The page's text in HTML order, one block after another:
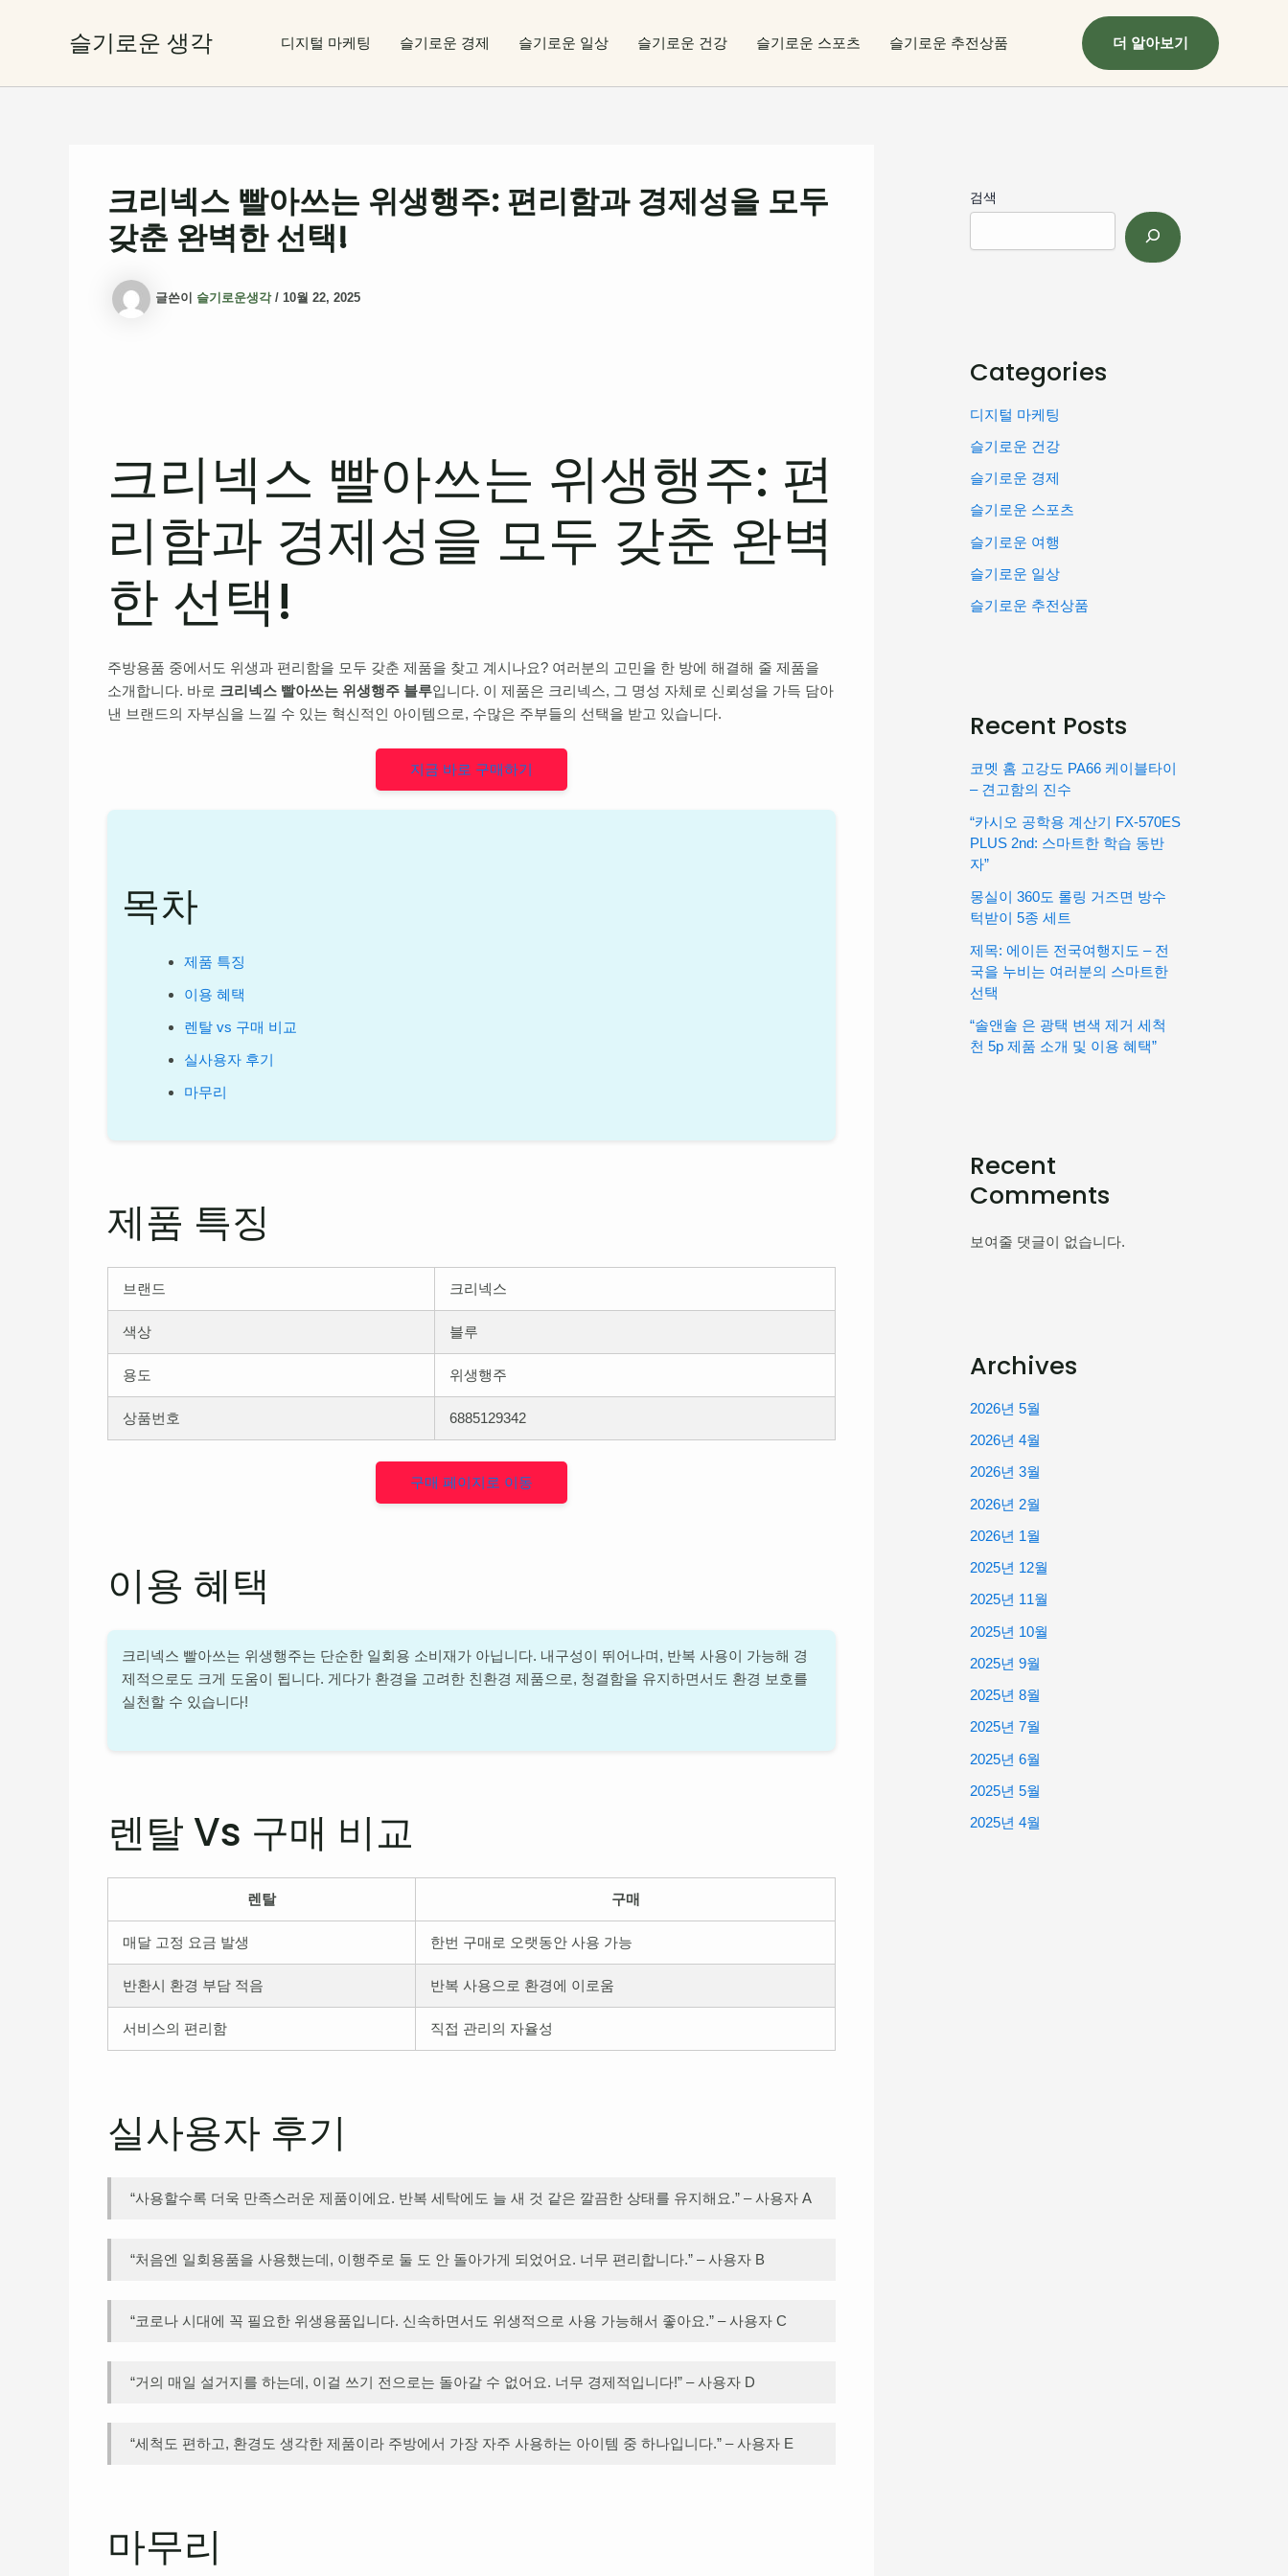
슬기로운 생각 디지털 마케팅 슬기로운 경제 슬기로운 일상 슬기로운 건강 슬기로운 스포츠 슬기로운 추전상품 더 알아보기
크리넥스 빨아쓰는 위생행주: 편리함과 경제성을 모두
갖춘 완벽한 선택!
글쓴이 슬기로운생각 / 10월 22, 2025
크리넥스 빨아쓰는 위생행주: 편
리함과 경제성을 모두 갖춘 완벽
한 선택!
주방용품 중에서도 위생과 편리함을 모두 갖춘 제품을 찾고 계시나요? 여러분의 고민을 한 방에 해결해 줄 제품을
소개합니다. 바로 크리넥스 빨아쓰는 위생행주 블루입니다. 이 제품은 크리넥스, 그 명성 자체로 신뢰성을 가득 담아
낸 브랜드의 자부심을 느낄 수 있는 혁신적인 아이템으로, 수많은 주부들의 선택을 받고 있습니다.
지금 바로 구매하기
목차
제품 특징
이용 혜택
렌탈 vs 구매 비교
실사용자 후기
마무리
제품 특징
브랜드 크리넥스
색상 블루
용도 위생행주
상품번호 6885129342
구매 페이지로 이동
이용 혜택
크리넥스 빨아쓰는 위생행주는 단순한 일회용 소비재가 아닙니다. 내구성이 뛰어나며, 반복 사용이 가능해 경
제적으로도 크게 도움이 됩니다. 게다가 환경을 고려한 친환경 제품으로, 청결함을 유지하면서도 환경 보호를
실천할 수 있습니다!
렌탈 Vs 구매 비교
렌탈 구매
매달 고정 요금 발생 한번 구매로 오랫동안 사용 가능
반환시 환경 부담 적음 반복 사용으로 환경에 이로움
서비스의 편리함 직접 관리의 자율성
실사용자 후기
“사용할수록 더욱 만족스러운 제품이에요. 반복 세탁에도 늘 새 것 같은 깔끔한 상태를 유지해요.” – 사용자 A
“처음엔 일회용품을 사용했는데, 이행주로 둘 도 안 돌아가게 되었어요. 너무 편리합니다.” – 사용자 B
“코로나 시대에 꼭 필요한 위생용품입니다. 신속하면서도 위생적으로 사용 가능해서 좋아요.” – 사용자 C
“거의 매일 설거지를 하는데, 이걸 쓰기 전으로는 돌아갈 수 없어요. 너무 경제적입니다!” – 사용자 D
“세척도 편하고, 환경도 생각한 제품이라 주방에서 가장 자주 사용하는 아이템 중 하나입니다.” – 사용자 E
마무리
검색
Categories
디지털 마케팅
슬기로운 건강
슬기로운 경제
슬기로운 스포츠
슬기로운 여행
슬기로운 일상
슬기로운 추전상품
Recent Posts
코멧 홈 고강도 PA66 케이블타이
– 견고함의 진수
“카시오 공학용 계산기 FX-570ES
PLUS 2nd: 스마트한 학습 동반
자”
몽실이 360도 롤링 거즈면 방수
턱받이 5종 세트
제목: 에이든 전국여행지도 – 전
국을 누비는 여러분의 스마트한
선택
“솔앤솔 은 광택 변색 제거 세척
천 5p 제품 소개 및 이용 혜택”
Recent
Comments
보여줄 댓글이 없습니다.
Archives
2026년 5월
2026년 4월
2026년 3월
2026년 2월
2026년 1월
2025년 12월
2025년 11월
2025년 10월
2025년 9월
2025년 8월
2025년 7월
2025년 6월
2025년 5월
2025년 4월